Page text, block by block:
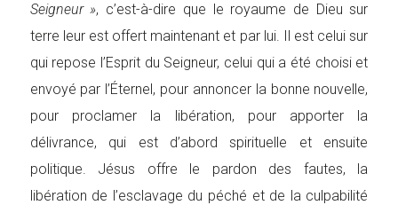
Seigneur », c’est-à-dire que le royaume de Dieu sur
terre leur est offert maintenant et par lui. Il est celui sur
qui repose l’Esprit du Seigneur, celui qui a été choisi et
envoyé par l’Éternel, pour annoncer la bonne nouvelle,
pour proclamer la libération, pour apporter la
délivrance, qui est d’abord spirituelle et ensuite
politique. Jésus offre le pardon des fautes, la
libération de l’esclavage du péché et de la culpabilité